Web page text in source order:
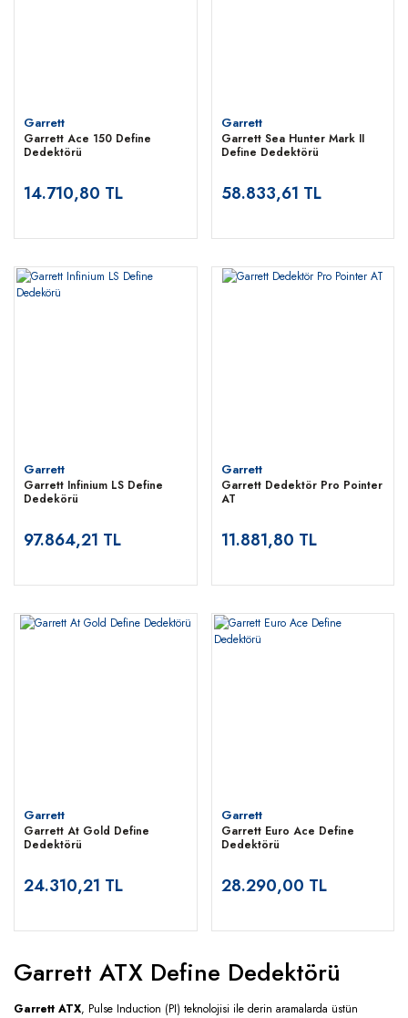
Garrett
Garrett Ace 150 Define
Dedektörü
14.710,80 TL
Garrett
Garrett Sea Hunter Mark II
Define Dedektörü
58.833,61 TL
Garrett
Garrett Infinium LS Define
Dedekörü
97.864,21 TL
Garrett
Garrett Dedektör Pro Pointer
AT
11.881,80 TL
Garrett
Garrett At Gold Define
Dedektörü
24.310,21 TL
Garrett
Garrett Euro Ace Define
Dedektörü
28.290,00 TL
Garrett ATX Define Dedektörü
Garrett ATX, Pulse Induction (PI) teknolojisi ile derin aramalarda üstün